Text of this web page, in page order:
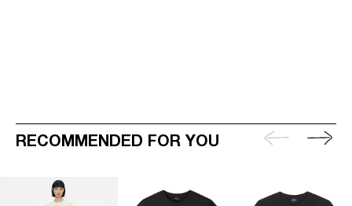
RECOMMENDED FOR YOU